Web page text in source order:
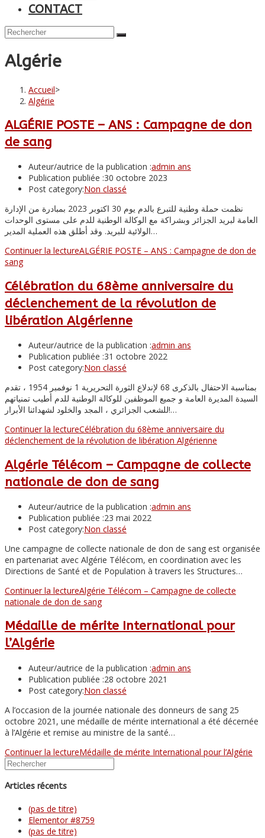
CONTACT
Algérie
Accueil>
Algérie
ALGÉRIE POSTE – ANS : Campagne de don
de sang
Auteur/autrice de la publication :admin ans
Publication publiée :30 octobre 2023
Post category:Non classé
نظمت حملة وطنية للتبرع بالدم يوم 30 اكتوبر 2023 بمبادرة من الإدارة
العامة لبريد الجزائر وبشراكة مع الوكالة الوطنية للدم على مستوى الوحدات
الولائية للبريد. وقد أطلق هذه العملية المدير…
Continuer la lectureALGÉRIE POSTE – ANS : Campagne de don de
sang
Célébration du 68ème anniversaire du
déclenchement de la révolution de
libération Algérienne
Auteur/autrice de la publication :admin ans
Publication publiée :31 octobre 2022
Post category:Non classé
بمناسبة الاحتفال بالذكرى 68 لإندلاع الثورة التحريرية 1 نوفمبر 1954 ، تقدم
السيدة المديرة العامة و جميع الموظفين للوكالة الوطنية للدم أطيب تمنياتهم
للشعب الجزائري ، المجد والخلود لشهدائنا الأبرار!…
Continuer la lectureCélébration du 68ème anniversaire du
déclenchement de la révolution de libération Algérienne
Algérie Télécom – Campagne de collecte
nationale de don de sang
Auteur/autrice de la publication :admin ans
Publication publiée :23 mai 2022
Post category:Non classé
Une campagne de collecte nationale de don de sang est organisée
en partenariat avec Algérie Télécom, en coordination avec les
Directions de Santé et de Population à travers les Structures…
Continuer la lectureAlgérie Télécom – Campagne de collecte
nationale de don de sang
Médaille de mérite International pour
l’Algérie
Auteur/autrice de la publication :admin ans
Publication publiée :28 octobre 2021
Post category:Non classé
A l’occasion de la journée nationale des donneurs de sang 25
octobre 2021, une médaille de mérite international a été décernée
à l’Algérie et remise au ministre de la santé…
Continuer la lectureMédaille de mérite International pour l’Algérie
Articles récents
(pas de titre)
Elementor #8759
(pas de titre)